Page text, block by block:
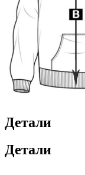
Детали
Детали